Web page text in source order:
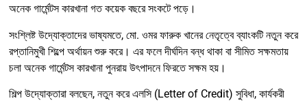
অনেক গার্মেন্টস কারখানা গত কয়েক বছরে সংকটে পড়ে।
সংশ্লিষ্ট উদ্যোক্তাদের ভাষ্যমতে, মো. ওমর ফারুক খানের নেতৃত্বে ব্যাংকটি নতুন করে
রপ্তানিমুখী শিল্পে অর্থায়ন শুরু করে। এর ফলে দীর্ঘদিন বন্ধ থাকা বা সীমিত সক্ষমতায়
চলা অনেক গার্মেন্টস কারখানা পুনরায় উৎপাদনে ফিরতে সক্ষম হয়।
শিল্প উদ্যোক্তারা বলছেন, নতুন করে এলসি (Letter of Credit) সুবিধা, কার্যকরী